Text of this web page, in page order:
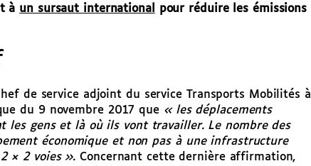
à un sursaut international
pour réduire les émissions
de service adjoint du service Transports Mobilités à
du 9 novembre 2017 que « les déplacements
les gens et là où ils vont travailler. Le nombre des
économique et non pas à une infrastructure
2 × 2 voies ».Concernant cette dernière affirmation,